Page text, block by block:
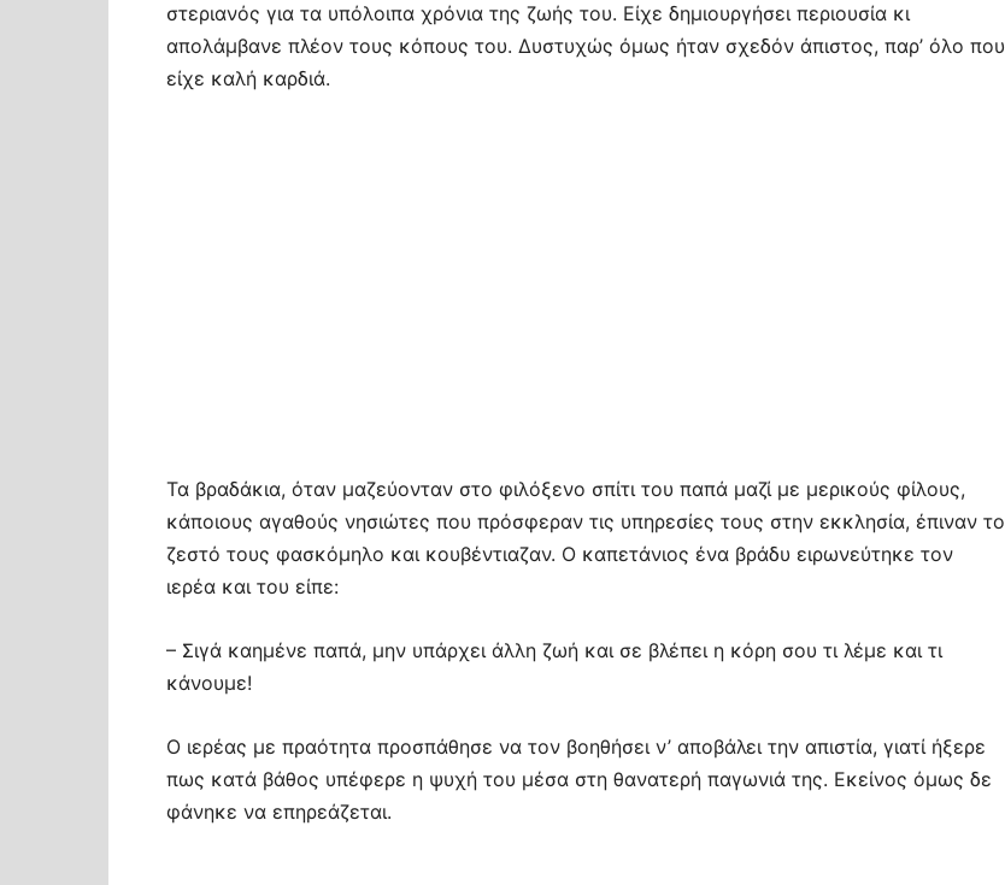
στεριανός για τα υπόλοιπα χρόνια της ζωής του. Είχε δημιουργήσει περιουσία κι
απολάμβανε πλέον τους κόπους του. Δυστυχώς όμως ήταν σχεδόν άπιστος, παρ’ όλο που
είχε καλή καρδιά.
Τα βραδάκια, όταν μαζεύονταν στο φιλόξενο σπίτι του παπά μαζί με μερικούς φίλους,
κάποιους αγαθούς νησιώτες που πρόσφεραν τις υπηρεσίες τους στην εκκλησία, έπιναν το
ζεστό τους φασκόμηλο και κουβέντιαζαν. Ο καπετάνιος ένα βράδυ ειρωνεύτηκε τον
ιερέα και του είπε:
– Σιγά καημένε παπά, μην υπάρχει άλλη ζωή και σε βλέπει η κόρη σου τι λέμε και τι
κάνουμε!
Ο ιερέας με πραότητα προσπάθησε να τον βοηθήσει ν’ αποβάλει την απιστία, γιατί ήξερε
πως κατά βάθος υπέφερε η ψυχή του μέσα στη θανατερή παγωνιά της. Εκείνος όμως δε
φάνηκε να επηρεάζεται.